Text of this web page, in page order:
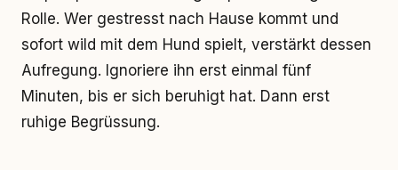
Rolle. Wer gestresst nach Hause kommt und
sofort wild mit dem Hund spielt, verstärkt dessen
Aufregung. Ignoriere ihn erst einmal fünf
Minuten, bis er sich beruhigt hat. Dann erst
ruhige Begrüssung.